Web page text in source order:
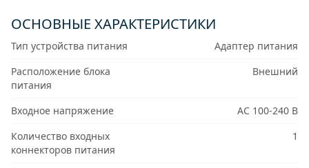
ОСНОВНЫЕ ХАРАКТЕРИСТИКИ
Тип устройства питания
Адаптер питания
Расположение блока
питания
Внешний
Входное напряжение
AC 100-240 В
Количество входных
коннекторов питания
1